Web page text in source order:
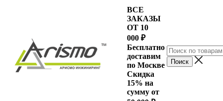
ВСЕ
ЗАКАЗЫ
ОТ 10
000 ₽
Бесплатно
доставим
по Москве
Скидка
15% на
сумму от